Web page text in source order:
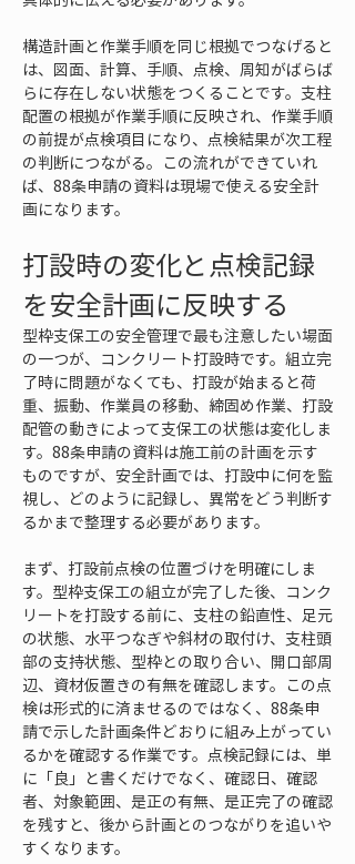
構造計画と作業手順を同じ根拠でつなげると
は、図面、計算、手順、点検、周知がばらば
らに存在しない状態をつくることです。支柱
配置の根拠が作業手順に反映され、作業手順
の前提が点検項目になり、点検結果が次工程
の判断につながる。この流れができていれ
ば、88条申請の資料は現場で使える安全計
画になります。
打設時の変化と点検記録
を安全計画に反映する
型枠支保工の安全管理で最も注意したい場面
の一つが、コンクリート打設時です。組立完
了時に問題がなくても、打設が始まると荷
重、振動、作業員の移動、締固め作業、打設
配管の動きによって支保工の状態は変化しま
す。88条申請の資料は施工前の計画を示す
ものですが、安全計画では、打設中に何を監
視し、どのように記録し、異常をどう判断す
るかまで整理する必要があります。
まず、打設前点検の位置づけを明確にしま
す。型枠支保工の組立が完了した後、コンク
リートを打設する前に、支柱の鉛直性、足元
の状態、水平つなぎや斜材の取付け、支柱頭
部の支持状態、型枠との取り合い、開口部周
辺、資材仮置きの有無を確認します。この点
検は形式的に済ませるのではなく、88条申
請で示した計画条件どおりに組み上がってい
るかを確認する作業です。点検記録には、単
に「良」と書くだけでなく、確認日、確認
者、対象範囲、是正の有無、是正完了の確認
を残すと、後から計画とのつながりを追いや
すくなります。